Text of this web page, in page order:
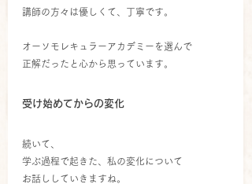
講師の方々は優しくて、丁寧です。
オーソモレキュラーアカデミーを選んで
正解だったと心から思っています。
受け始めてからの変化
続いて、
学ぶ過程で起きた、私の変化について
お話ししていきますね。